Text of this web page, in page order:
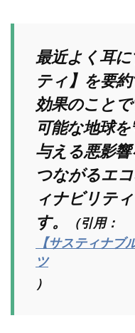
最近よく耳
ティ】を要
効果のこと
可能な地球
与える悪影
つながるエ
ィナビリテ
す。
（引用：
【サスティナブ
ツ
）